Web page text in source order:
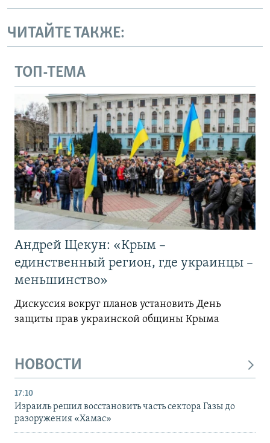
ЧИТАЙТЕ ТАКЖЕ:
ТОП-ТЕМА
Андрей Щекун: «Крым –
единственный регион, где украинцы –
меньшинство»
Дискуссия вокруг планов установить День
защиты прав украинской общины Крыма
НОВОСТИ
17:10
Израиль решил восстановить часть сектора Газы до
разоружения «Хамас»